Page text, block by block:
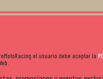
el usuario debe aceptar la